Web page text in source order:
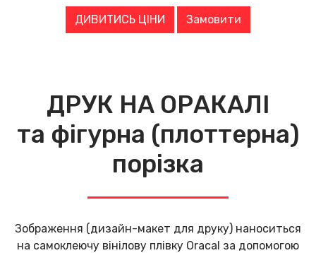
ДИВИТИСЬ ЦІНИ Замовити
ДРУК НА ОРАКАЛІ
та фігурна (плоттерна)
порізка
Зображення (дизайн-макет для друку) наноситься
на самоклеючу вінілову плівку Oracal за допомогою